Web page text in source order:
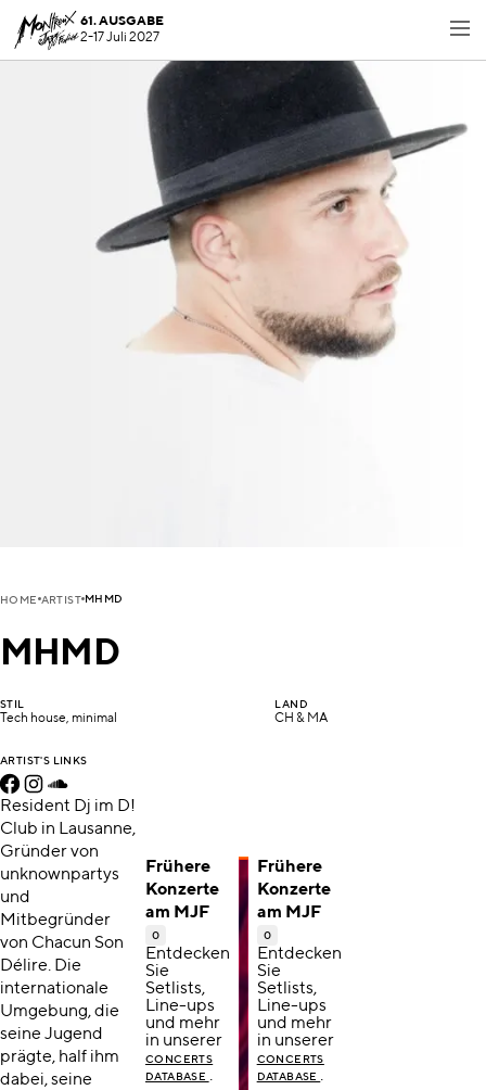
61. AUSGABE
2-17 Juli 2027
HOME ARTIST MHMD
MHMD
STIL
Tech house, minimal
LAND
CH & MA
ARTIST'S LINKS
Resident Dj im D!
Club in Lausanne,
Gründer von
unknownpartys
und
Mitbegründer
von Chacun Son
Délire. Die
internationale
Umgebung, die
seine Jugend
prägte, half ihm
dabei, seine
Frühere
Konzerte
am MJF
0
Entdecken
Sie
Setlists,
Line-ups
und mehr
in unserer
CONCERTS
DATABASE .
Frühere
Konzerte
am MJF
0
Entdecken
Sie
Setlists,
Line-ups
und mehr
in unserer
CONCERTS
DATABASE .